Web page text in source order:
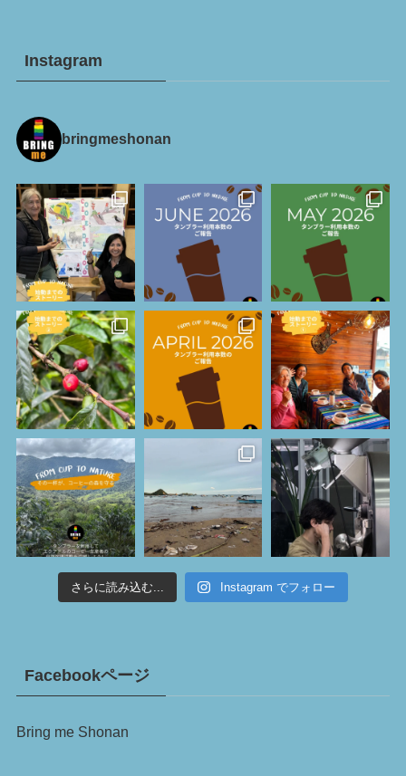
Instagram
bringmeshonan
さらに読み込む... Instagram でフォロー
Facebookページ
Bring me Shonan